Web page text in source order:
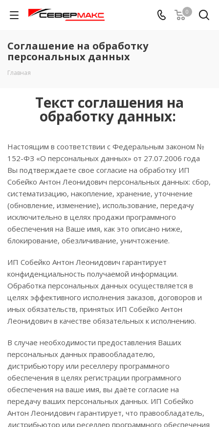
0
Соглашение на обработку
персональных данных
Главная
Текст соглашения на
обработку данных:
Настоящим в соответствии с Федеральным законом №
152-ФЗ «О персональных данных» от 27.07.2006 года
Вы подтверждаете свое согласие на обработку ИП
Собейко Антон Леонидович персональных данных: сбор,
систематизацию, накопление, хранение, уточнение
(обновление, изменение), использование, передачу
исключительно в целях продажи программного
обеспечения на Ваше имя, как это описано ниже,
блокирование, обезличивание, уничтожение.
ИП Собейко Антон Леонидович гарантирует
конфиденциальность получаемой информации.
Обработка персональных данных осуществляется в
целях эффективного исполнения заказов, договоров и
иных обязательств, принятых ИП Собейко Антон
Леонидович в качестве обязательных к исполнению.
В случае необходимости предоставления Ваших
персональных данных правообладателю,
дистрибьютору или реселлеру программного
обеспечения в целях регистрации программного
обеспечения на ваше имя, вы даёте согласие на
передачу ваших персональных данных. ИП Собейко
Антон Леонидович гарантирует, что правообладатель,
дистрибьютор или реселлер программного обеспечения